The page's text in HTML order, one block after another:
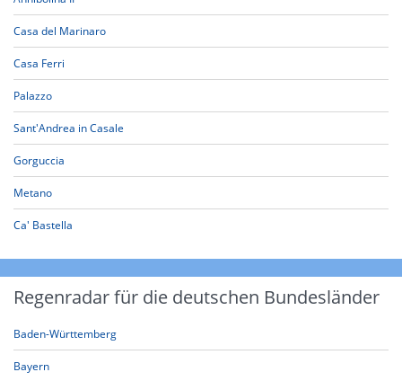
Casa del Marinaro
Casa Ferri
Palazzo
Sant'Andrea in Casale
Gorguccia
Metano
Ca' Bastella
Regenradar für die deutschen Bundesländer
Baden-Württemberg
Bayern